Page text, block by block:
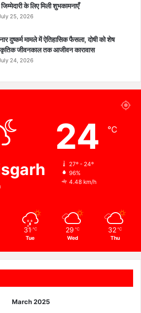
के लिए मिली शुभकामनाएँ
25, 2026
दुष्कर्म मामले में ऐतिहासिक फैसला, दोषी को शेष
जीवनकाल तक आजीवन कारावास
24, 2026
24 ℃
27º - 24º
96%
4.48 km/h
31 ℃
Tue
29 ℃
Wed
32 ℃
Thu
March 2025